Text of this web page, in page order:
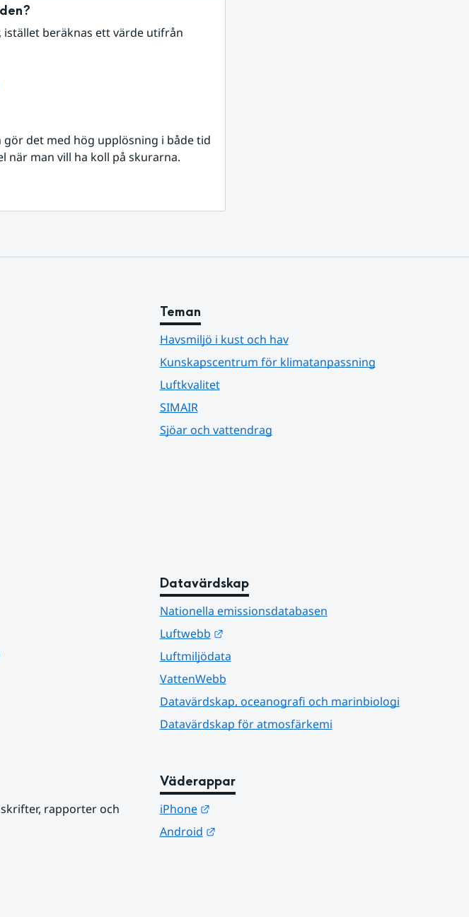
beräknas ett värde utifrån
det med hög upplösning i både tid
när man vill ha koll på skurarna.
Teman
Havsmiljö i kust och hav
Kunskapscentrum för klimatanpassning
Luftkvalitet
SIMAIR
Sjöar och vattendrag
Datavärdskap
Nationella emissionsdatabasen
Luftwebb
Länk till annan webbplats.
Luftmiljödata
VattenWebb
Datavärdskap, oceanografi och marinbiologi
Datavärdskap för atmosfärkemi
rapporter och
Väderappar
iPhone
Länk till annan webbplats.
Android
Länk till annan webbplats.